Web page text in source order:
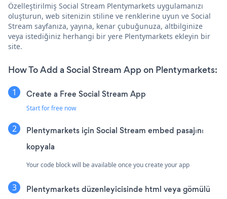
Özelleştirilmiş Social Stream Plentymarkets uygulamanızı
oluşturun, web sitenizin stiline ve renklerine uyun ve Social
Stream sayfanıza, yayına, kenar çubuğunuza, altbilginize
veya istediğiniz herhangi bir yere Plentymarkets ekleyin bir
site.
How To Add a Social Stream App on Plentymarkets:
Create a Free Social Stream App
Start for free now
Plentymarkets için Social Stream embed pasajını
kopyala
Your code block will be available once you create your app
Plentymarkets düzenleyicisinde html veya gömülü